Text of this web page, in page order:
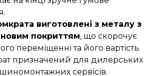
виготовлені з металу з
покриттям, що скорочує
переміщенні та його вартість.
призначений для дилерських
шиномонтажних сервісів.